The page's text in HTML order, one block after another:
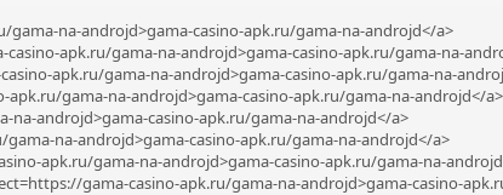
na-androjd>gama-casino-apk.ru/gama-na-androjd</a>
apk.ru/gama-na-androjd>gama-casino-apk.ru/gama-na-
apk.ru/gama-na-androjd>gama-casino-apk.ru/gama-na-
gama-na-androjd>gama-casino-apk.ru/gama-na-androjd</a>
androjd>gama-casino-apk.ru/gama-na-androjd</a>
na-androjd>gama-casino-apk.ru/gama-na-androjd</a>
apk.ru/gama-na-androjd>gama-casino-apk.ru/gama-na-
gama-casino-apk.ru/gama-na-androjd>gama-casino-